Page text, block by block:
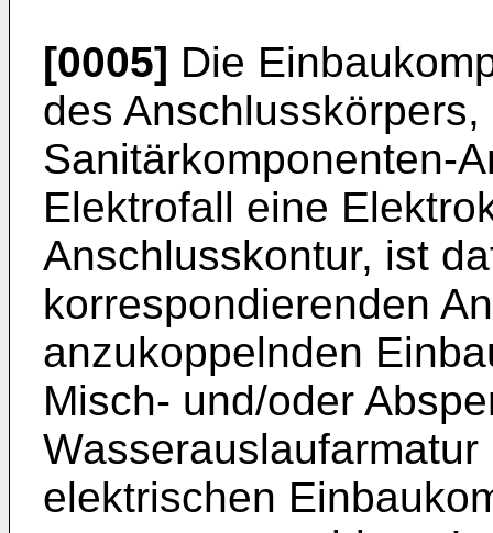
[0005] Die
des
Sanitärkomponenten-
Elektrofall eine
Anschlusskontur, ist
korrespondierenden
anzukoppelnden
Misch- und/oder
elektrischen